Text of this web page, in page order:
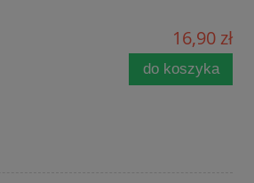
16,90 zł
do koszyka